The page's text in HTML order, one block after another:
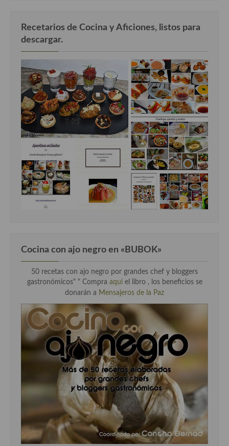
Recetarios de Cocina y Aficiones, listos para
descargar.
Cocina con ajo negro en «BUBOK»
50 recetas con ajo negro por grandes chef y bloggers
gastronómicos" " Compra aqui el libro , los beneficios se
donarán a Mensajeros de la Paz